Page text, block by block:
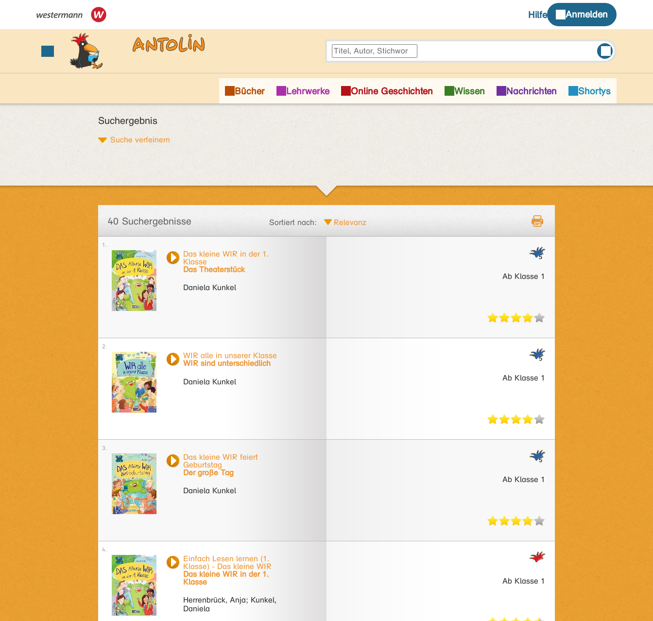
Suchergebnis
Suche verfeinern
40 Suchergebnisse Sortiert nach:
Das kleine WIR in der 1.
Klasse
Das Theaterstück
Daniela Kunkel
Ab Klasse 1
WIR alle in unserer Klasse
WIR sind unterschiedlich
Daniela Kunkel
Ab Klasse 1
Das kleine WIR feiert
Geburtstag
Der große Tag
Daniela Kunkel
Ab Klasse 1
Einfach Lesen lernen (1.
Klasse) - Das kleine WIR
Das kleine WIR in der 1.
Klasse
Herrenbrück, Anja; Kunkel,
Daniela
Ab Klasse 1